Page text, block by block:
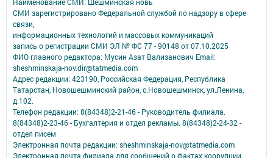
Наименование СМИ: Шешминская новь
СМИ зарегистрировано Федеральной службой по надзору в сфере
связи,
информационных технологий и массовых коммуникаций
запись о регистрации СМИ ЭЛ № ФС 77 - 90148 от 07.10.2025
ФИО главного редактора: Мусин Азат Вализанович Email:
sheshminskaja-nov.dir@tatmedia.com
Адрес редакции: 423190, Российская Федерация, Республика
Татарстан, Новошешминский район, с.Новошешминск, ул.Ленина,
д.102.
Телефон редакции: 8(84348)2-21-46 - Руководитель филиала.
8(84348)2-23-46 - Бухгалтерия и отдел рекламы. 8(84348)2-24-32 -
отдел писем
Электронная почта редакции: sheshminskaja-nov@tatmedia.com
Электронная почта филиала для сообщений о фактах коррупции